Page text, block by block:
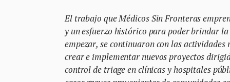
El trabajo que Médicos Sin Fronteras
y un esfuerzo histórico para poder brindar
empezar, se continuaron con las actividades
crear e implementar nuevos proyectos
control de triage en clínicas y hospitales